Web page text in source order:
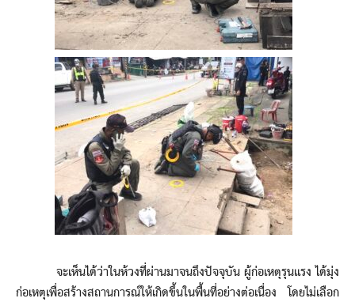
จะเห็นได้ว่าในห้วงที่ผ่านมาจนถึงปัจจุบัน ผู้ก่อเหตุรุนแรง ได้มุ่ง
ก่อเหตุเพื่อสร้างสถานการณ์ให้เกิดขึ้นในพื้นที่อย่างต่อเนื่อง โดยไม่เลือก